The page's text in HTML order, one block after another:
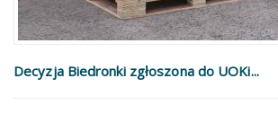
Decyzja Biedronki zgłoszona do UOKi...